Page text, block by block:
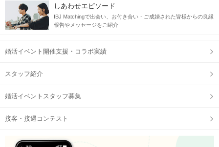
しあわせエピソード
IBJ Matchingで出会い、お付き合い・ご成婚された皆様からの良縁
報告やメッセージをご紹介
婚活イベント開催支援・コラボ実績
スタッフ紹介
婚活イベントスタッフ募集
接客・接遇コンテスト